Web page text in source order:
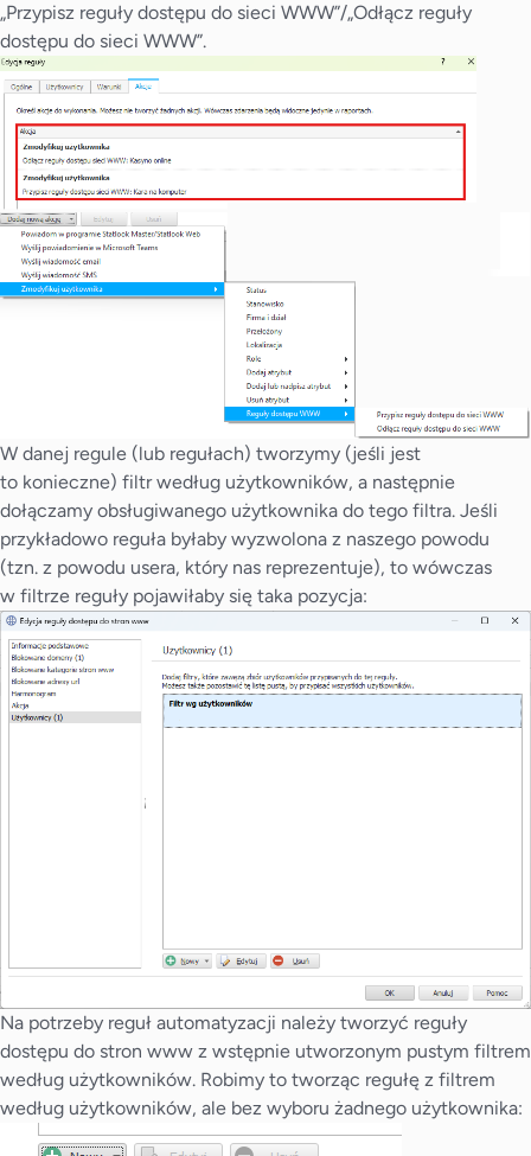
„Przypisz reguły dostępu do sieci WWW”/„Odłącz reguły
dostępu do sieci WWW”.
W danej regule (lub regułach) tworzymy (jeśli jest
to konieczne) filtr według użytkowników, a następnie
dołączamy obsługiwanego użytkownika do tego filtra. Jeśli
przykładowo reguła byłaby wyzwolona z naszego powodu
(tzn. z powodu usera, który nas reprezentuje), to wówczas
w filtrze reguły pojawiłaby się taka pozycja:
Na potrzeby reguł automatyzacji należy tworzyć reguły
dostępu do stron www z wstępnie utworzonym pustym filtrem
według użytkowników. Robimy to tworząc regułę z filtrem
według użytkowników, ale bez wyboru żadnego użytkownika: